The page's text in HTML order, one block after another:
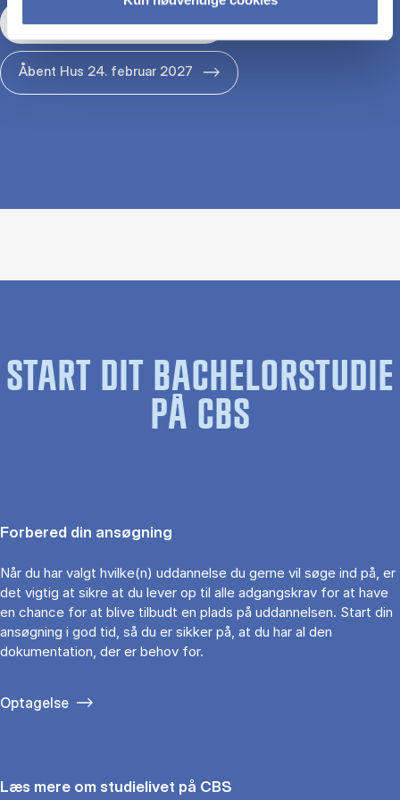
Åbent Hus 29. januar 2027
Åbent Hus 24. februar 2027
START DIT BACHELORSTUDIE
PÅ CBS
Forbered din ansøgning
Når du har valgt hvilke(n) uddannelse du gerne vil søge ind på, er
det vigtig at sikre at du lever op til alle adgangskrav for at have
en chance for at blive tilbudt en plads på uddannelsen. Start din
ansøgning i god tid, så du er sikker på, at du har al den
dokumentation, der er behov for.
Optagelse
Læs mere om studielivet på CBS